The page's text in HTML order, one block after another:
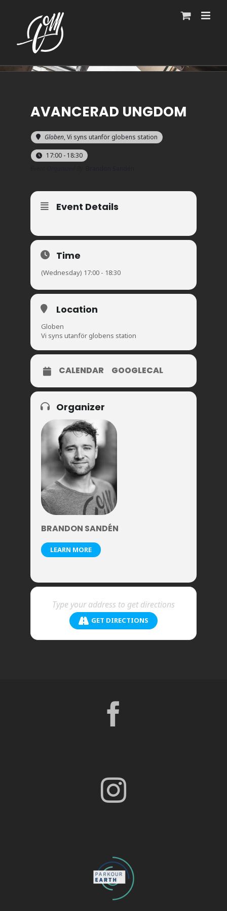
innehållet
AVANCERAD UNGDOM
Globen, Vi syns utanför globens station
17:00 - 18:30
Event Details
Time
(Wednesday) 17:00 - 18:30
Location
Globen
Vi syns utanför globens station
CALENDAR GOOGLECAL
Organizer
BRANDON SANDÉN
LEARN MORE
GET DIRECTIONS